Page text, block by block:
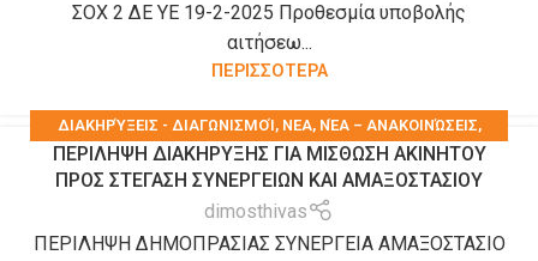
ΣΟΧ 2 ΔΕ ΥΕ 19-2-2025 Προθεσμία υποβολής
αιτήσεω...
ΠΕΡΙΣΣΟΤΕΡΑ
ΔΙΑΚΗΡΎΞΕΙΣ - ΔΙΑΓΩΝΙΣΜΟΊ, ΝΕΑ, ΝΈΑ – ΑΝΑΚΟΙΝΏΣΕΙΣ,
ΠΡΟΚΗΡΎΞΕΙΣ-ΔΙΑΚΗΡΎΞΕΙΣ-ΠΡΟΜΉΘΕΙΕΣ-ΥΠΗΡΕΣΊΕΣ
ΠΕΡΙΛΗΨΗ ΔΙΑΚΗΡΥΞΗΣ ΓΙΑ ΜΙΣΘΩΣΗ ΑΚΙΝΗΤΟΥ
ΠΡΟΣ ΣΤΕΓΑΣΗ ΣΥΝΕΡΓΕΙΩΝ ΚΑΙ ΑΜΑΞΟΣΤΑΣΙΟΥ
dimosthivas
ΠΕΡΙΛΗΨΗ ΔΗΜΟΠΡΑΣΙΑΣ ΣΥΝΕΡΓΕΙΑ ΑΜΑΞΟΣΤΑΣΙΟ